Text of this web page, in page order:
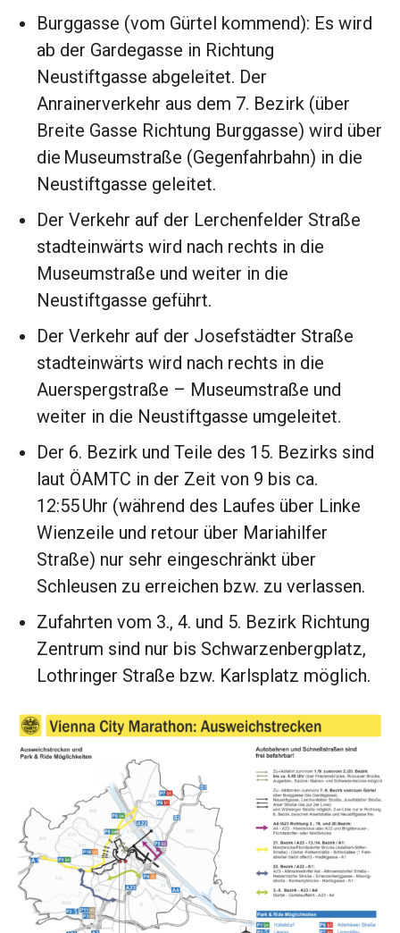
Burggasse (vom Gürtel kommend): Es wird
ab der Gardegasse in Richtung
Neustiftgasse abgeleitet. Der
Anrainerverkehr aus dem 7. Bezirk (über
Breite Gasse Richtung Burggasse) wird über
die Museumstraße (Gegenfahrbahn) in die
Neustiftgasse geleitet.
Der Verkehr auf der Lerchenfelder Straße
stadteinwärts wird nach rechts in die
Museumstraße und weiter in die
Neustiftgasse geführt.
Der Verkehr auf der Josefstädter Straße
stadteinwärts wird nach rechts in die
Auerspergstraße – Museumstraße und
weiter in die Neustiftgasse umgeleitet.
Der 6. Bezirk und Teile des 15. Bezirks sind
laut ÖAMTC in der Zeit von 9 bis ca.
12:55 Uhr (während des Laufes über Linke
Wienzeile und retour über Mariahilfer
Straße) nur sehr eingeschränkt über
Schleusen zu erreichen bzw. zu verlassen.
Zufahrten vom 3., 4. und 5. Bezirk Richtung
Zentrum sind nur bis Schwarzenbergplatz,
Lothringer Straße bzw. Karlsplatz möglich.